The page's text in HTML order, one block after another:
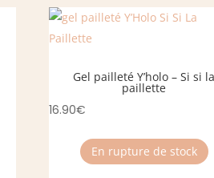
Gel pailleté Y’holo – Si si
paillette
16.90€
En rupture de stock